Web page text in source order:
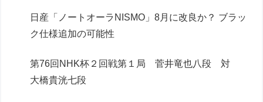
日産「ノートオーラNISMO」8月に改良か？ ブラッ
ク仕様追加の可能性
第76回NHK杯２回戦第１局 菅井竜也八段 対
大橋貴洸七段